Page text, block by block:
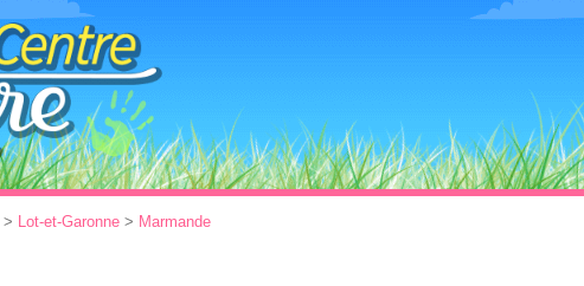
> Lot-et-Garonne > Marmande